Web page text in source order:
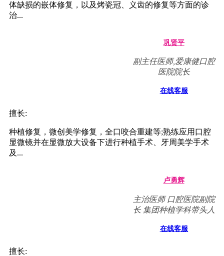
体缺损的嵌体修复，以及烤瓷冠、义齿的修复等方面的诊
治...
巩贤平
副主任医师,爱康健口腔
医院院长
在线客服
擅长:
种植修复，微创美学修复，全口咬合重建等;熟练应用口腔
显微镜并在显微放大设备下进行种植手术、牙周美学手术
及...
卢勇辉
主治医师 口腔医院副院
长 集团种植学科带头人
在线客服
擅长: